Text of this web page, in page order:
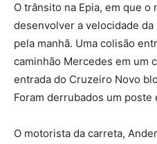
O trânsito na Epia, em que
desenvolver a velocidade
pela manhã. Uma colisão
caminhão Mercedes em um
entrada do Cruzeiro Novo
Foram derrubados um poste
O motorista da carreta,